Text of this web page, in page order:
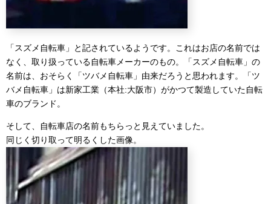
「スズメ自転車」と記されているようです。これはお店の名前では
なく、取り扱っている自転車メーカーのもの。「スズメ自転車」の
名前は、おそらく「ツバメ自転車」由来だろうと思われます。「ツ
バメ自転車」は新家工業（本社:大阪市）がかつて製造していた自転
車のブランド。
そして、自転車店の名前もちらっと見えていました。
同じく切り取って明るくした画像。